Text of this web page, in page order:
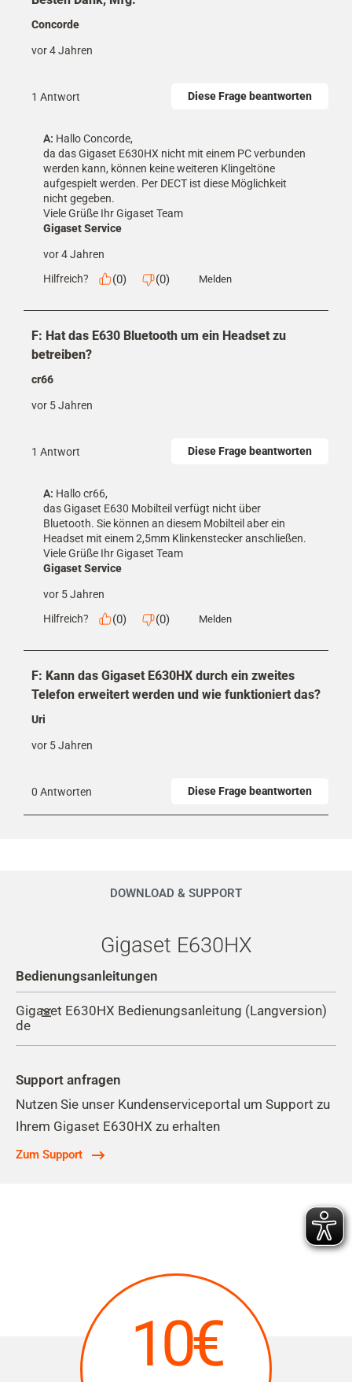
Concorde
vor 4 Jahren
1 Antwort Diese Frage beantworten
A: Hallo Concorde,
da das Gigaset E630HX nicht mit einem PC verbunden
werden kann, können keine weiteren Klingeltöne
aufgespielt werden. Per DECT ist diese Möglichkeit
nicht gegeben.
Viele Grüße Ihr Gigaset Team
Gigaset Service
vor 4 Jahren
Hilfreich?
(0) (0) Melden
F: Hat das E630 Bluetooth um ein Headset zu
betreiben?
cr66
vor 5 Jahren
1 Antwort Diese Frage beantworten
A: Hallo cr66,
das Gigaset E630 Mobilteil verfügt nicht über
Bluetooth. Sie können an diesem Mobilteil aber ein
Headset mit einem 2,5mm Klinkenstecker anschließen.
Viele Grüße Ihr Gigaset Team
Gigaset Service
vor 5 Jahren
Hilfreich?
(0) (0) Melden
F: Kann das Gigaset E630HX durch ein zweites
Telefon erweitert werden und wie funktioniert das?
Uri
vor 5 Jahren
0 Antworten Diese Frage beantworten
DOWNLOAD & SUPPORT
Gigaset E630HX
Bedienungsanleitungen
Gigaset E630HX Bedienungsanleitung (Langversion)
de
Support anfragen
Nutzen Sie unser Kundenserviceportal um Support zu
Ihrem Gigaset E630HX zu erhalten
Zum Support
10€